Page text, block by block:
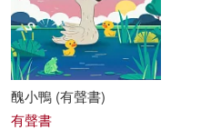
醜小鴨 (有聲書)
有聲書